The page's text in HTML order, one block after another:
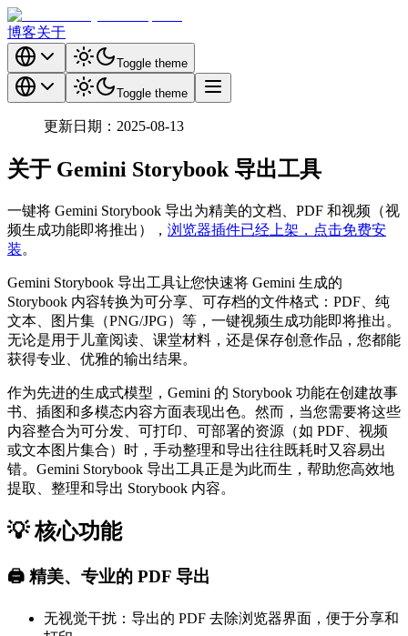
博客关于
Toggle theme
Toggle theme
更新日期：2025-08-13
关于 Gemini Storybook 导出工具
一键将 Gemini Storybook 导出为精美的文档、PDF 和视频（视
频生成功能即将推出）， 浏览器插件已经上架，点击免费安
装。
Gemini Storybook 导出工具让您快速将 Gemini 生成的
Storybook 内容转换为可分享、可存档的文件格式：PDF、纯
文本、图片集（PNG/JPG）等，一键视频生成功能即将推出。
无论是用于儿童阅读、课堂材料，还是保存创意作品，您都能
获得专业、优雅的输出结果。
作为先进的生成式模型，Gemini 的 Storybook 功能在创建故事
书、插图和多模态内容方面表现出色。然而，当您需要将这些
内容整合为可分发、可打印、可部署的资源（如 PDF、视频
或文本图片集合）时，手动整理和导出往往既耗时又容易出
错。Gemini Storybook 导出工具正是为此而生，帮助您高效地
提取、整理和导出 Storybook 内容。
💡 核心功能
🖨️ 精美、专业的 PDF 导出
无视觉干扰：导出的 PDF 去除浏览器界面，便于分享和